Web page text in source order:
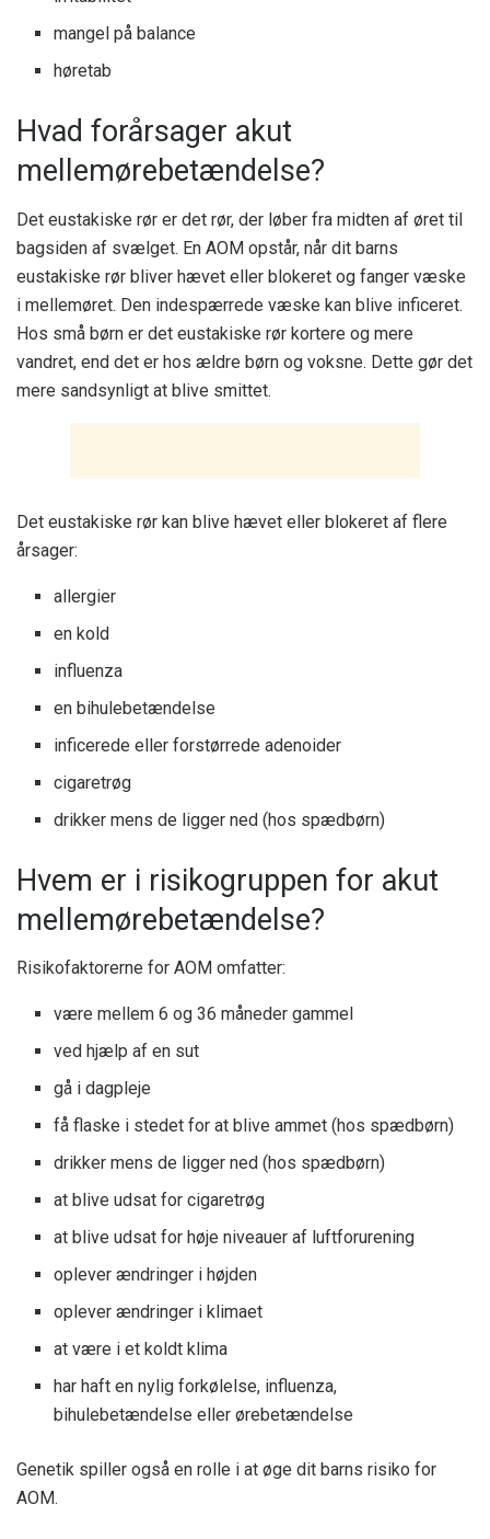
mangel på balance
høretab
Hvad forårsager akut
mellemørebetændelse?
Det eustakiske rør er det rør, der løber fra midten af ​​øret til
bagsiden af ​​svælget. En AOM opstår, når dit barns
eustakiske rør bliver hævet eller blokeret og fanger væske
i mellemøret. Den indespærrede væske kan blive inficeret.
Hos små børn er det eustakiske rør kortere og mere
vandret, end det er hos ældre børn og voksne. Dette gør det
mere sandsynligt at blive smittet.
Det eustakiske rør kan blive hævet eller blokeret af flere
årsager:
allergier
en kold
influenza
en bihulebetændelse
inficerede eller forstørrede adenoider
cigaretrøg
drikker mens de ligger ned (hos spædbørn)
Hvem er i risikogruppen for akut
mellemørebetændelse?
Risikofaktorerne for AOM omfatter:
være mellem 6 og 36 måneder gammel
ved hjælp af en sut
gå i dagpleje
få flaske i stedet for at blive ammet (hos spædbørn)
drikker mens de ligger ned (hos spædbørn)
at blive udsat for cigaretrøg
at blive udsat for høje niveauer af luftforurening
oplever ændringer i højden
oplever ændringer i klimaet
at være i et koldt klima
har haft en nylig forkølelse, influenza,
bihulebetændelse eller ørebetændelse
Genetik spiller også en rolle i at øge dit barns risiko for
AOM.